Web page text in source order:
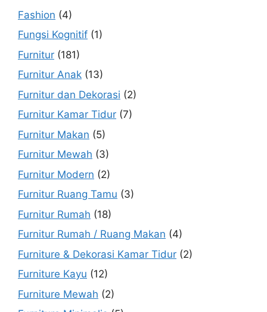
Fashion (4)
Fungsi Kognitif (1)
Furnitur (181)
Furnitur Anak (13)
Furnitur dan Dekorasi (2)
Furnitur Kamar Tidur (7)
Furnitur Makan (5)
Furnitur Mewah (3)
Furnitur Modern (2)
Furnitur Ruang Tamu (3)
Furnitur Rumah (18)
Furnitur Rumah / Ruang Makan (4)
Furniture & Dekorasi Kamar Tidur (2)
Furniture Kayu (12)
Furniture Mewah (2)